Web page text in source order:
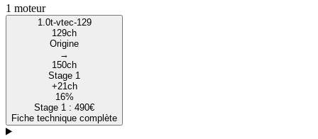
1 moteur
1.0t-vtec-129
129ch
Origine
→
150ch
Stage 1
+21ch
16%
Stage 1 : 490€
Fiche technique complète